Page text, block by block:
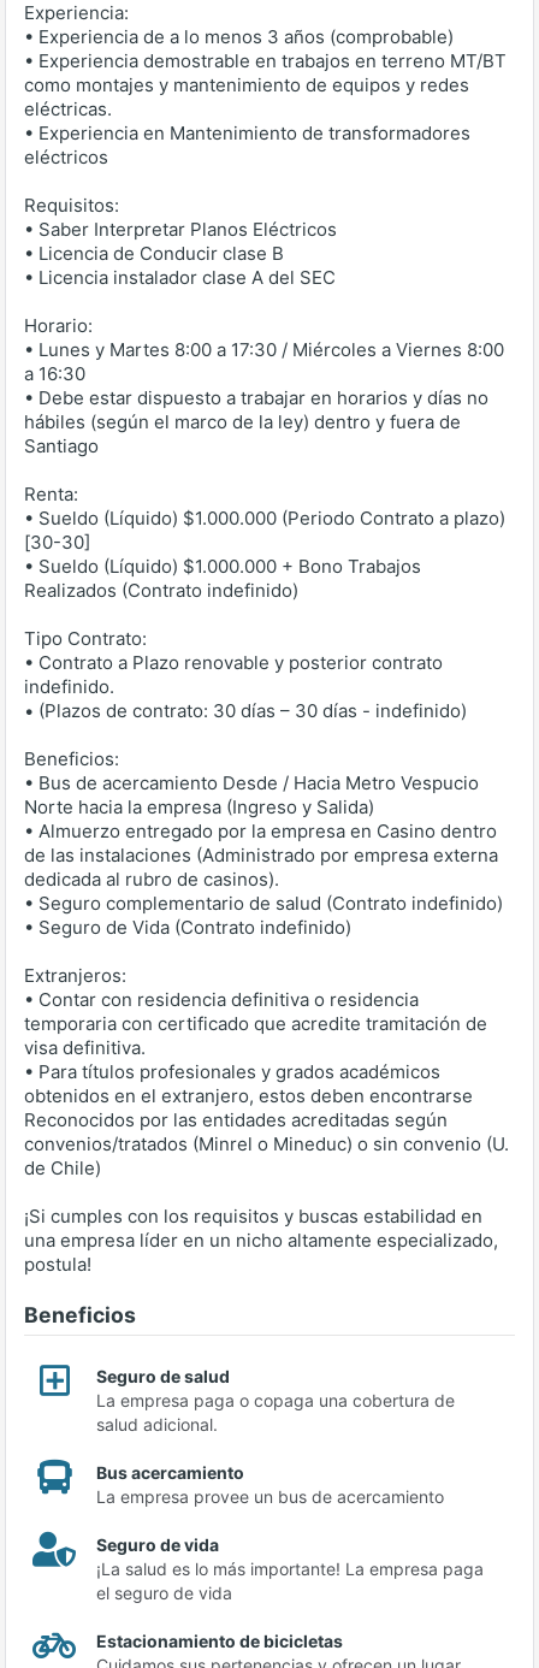
Experiencia:
• Experiencia de a lo menos 3 años (comprobable)
• Experiencia demostrable en trabajos en terreno MT/BT
como montajes y mantenimiento de equipos y redes
eléctricas.
• Experiencia en Mantenimiento de transformadores
eléctricos
Requisitos:
• Saber Interpretar Planos Eléctricos
• Licencia de Conducir clase B
• Licencia instalador clase A del SEC
Horario:
• Lunes y Martes 8:00 a 17:30 / Miércoles a Viernes 8:00
a 16:30
• Debe estar dispuesto a trabajar en horarios y días no
hábiles (según el marco de la ley) dentro y fuera de
Santiago
Renta:
• Sueldo (Líquido) $1.000.000 (Periodo Contrato a plazo)
[30-30]
• Sueldo (Líquido) $1.000.000 + Bono Trabajos
Realizados (Contrato indefinido)
Tipo Contrato:
• Contrato a Plazo renovable y posterior contrato
indefinido.
• (Plazos de contrato: 30 días – 30 días - indefinido)
Beneficios:
• Bus de acercamiento Desde / Hacia Metro Vespucio
Norte hacia la empresa (Ingreso y Salida)
• Almuerzo entregado por la empresa en Casino dentro
de las instalaciones (Administrado por empresa externa
dedicada al rubro de casinos).
• Seguro complementario de salud (Contrato indefinido)
• Seguro de Vida (Contrato indefinido)
Extranjeros:
• Contar con residencia definitiva o residencia
temporaria con certificado que acredite tramitación de
visa definitiva.
• Para títulos profesionales y grados académicos
obtenidos en el extranjero, estos deben encontrarse
Reconocidos por las entidades acreditadas según
convenios/tratados (Minrel o Mineduc) o sin convenio (U.
de Chile)
¡Si cumples con los requisitos y buscas estabilidad en
una empresa líder en un nicho altamente especializado,
postula!
Beneficios
Seguro de salud
La empresa paga o copaga una cobertura de
salud adicional.
Bus acercamiento
La empresa provee un bus de acercamiento
Seguro de vida
¡La salud es lo más importante! La empresa paga
el seguro de vida
Estacionamiento de bicicletas